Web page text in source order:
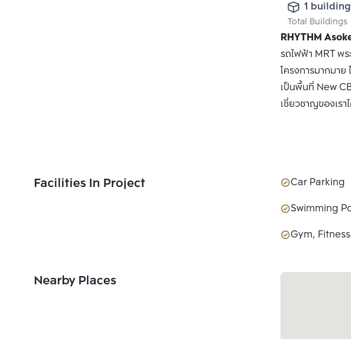
1 building
Total Buildings
RHYTHM
รถไฟฟ้า MRT พ
โครงการมากมา
เป็นพื้นที่ New
เชี่ยวชาญของเร
Facilities In Project Car Parking
Swimming
Gym, Fitness
Nearby Places